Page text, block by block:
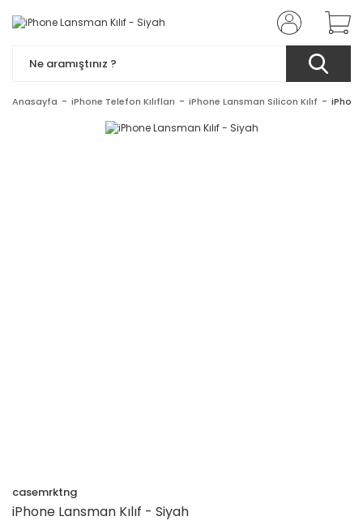
Anasayfa iPhone Telefon Kılıfları iPhone Lansman Silicon Kılıf
casemrktng
iPhone Lansman Kılıf - Siyah